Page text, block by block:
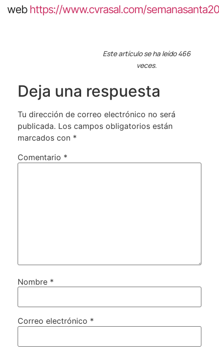
web https://www.cvrasal.com/
Este artículo se ha leído 466
veces.
Deja una respuesta
Tu dirección de correo electrónico no será
publicada. Los campos obligatorios están
marcados con *
Comentario *
Nombre *
Correo electrónico *